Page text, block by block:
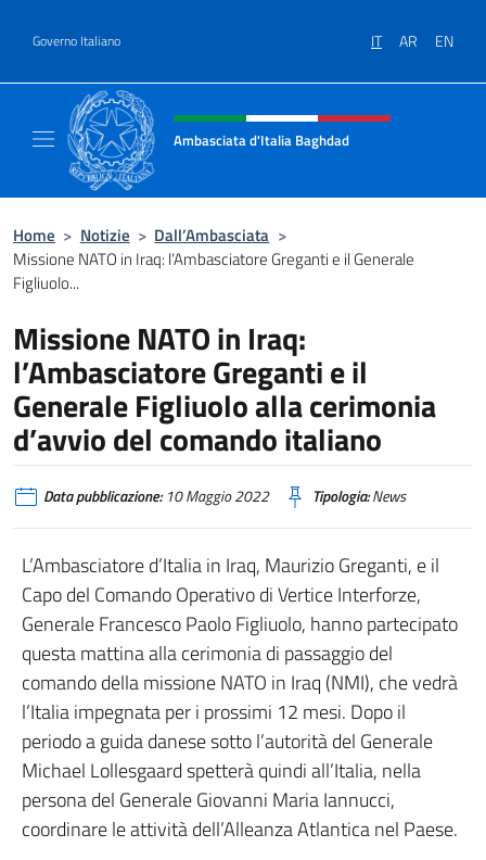
Governo Italiano IT AR EN
Intestazione sito, social e menù
Ambasciata d'Italia Baghdad
Home > Notizie > Dall’Ambasciata >
Missione NATO in Iraq: l’Ambasciatore Greganti e il Generale
Figliuolo...
Missione NATO in Iraq:
l’Ambasciatore Greganti e il
Generale Figliuolo alla cerimonia
d’avvio del comando italiano
Data pubblicazione:10 Maggio 2022 Tipologia:News
L’Ambasciatore d’Italia in Iraq, Maurizio Greganti, e il
Capo del Comando Operativo di Vertice Interforze,
Generale Francesco Paolo Figliuolo, hanno partecipato
questa mattina alla cerimonia di passaggio del
comando della missione NATO in Iraq (NMI), che vedrà
l’Italia impegnata per i prossimi 12 mesi. Dopo il
periodo a guida danese sotto l’autorità del Generale
Michael Lollesgaard spetterà quindi all’Italia, nella
persona del Generale Giovanni Maria Iannucci,
coordinare le attività dell’Alleanza Atlantica nel Paese.